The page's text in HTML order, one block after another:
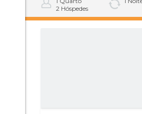
2 Hóspedes